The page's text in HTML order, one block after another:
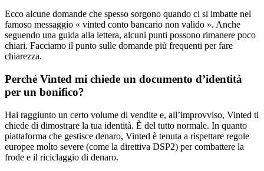
Ecco alcune domande che spesso sorgono quando ci si imbatte nel
famoso messaggio « vinted conto bancario non valido ». Anche
seguendo una guida alla lettera, alcuni punti possono rimanere poco
chiari. Facciamo il punto sulle domande più frequenti per fare
chiarezza.
Perché Vinted mi chiede un documento d’identità
per un bonifico?
Hai raggiunto un certo volume di vendite e, all’improvviso, Vinted ti
chiede di dimostrare la tua identità. È del tutto normale. In quanto
piattaforma che gestisce denaro, Vinted è tenuta a rispettare regole
europee molto severe (come la direttiva DSP2) per combattere la
frode e il riciclaggio di denaro.